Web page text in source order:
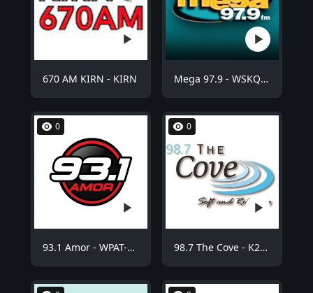
670 AM KIRN - KIRN Mega 97.9 - WSKQ-FM
0
93.1 Amor - WPAT-FM
0
98.7 The Cove - K254BE